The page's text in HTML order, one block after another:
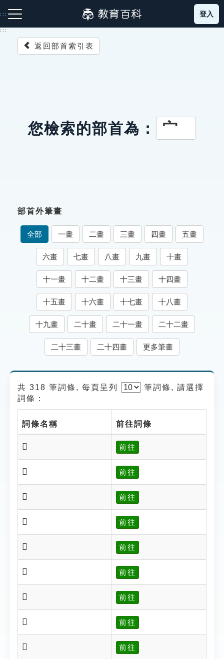
到
主
:::
成語故事
索引選單
知識索引
單字索引
生命大百科索引
遊戲專區
貓頭鷹博士
登入
:::
返回部首索引表
您檢索的部首為： 宀
部首外筆畫
全部 一畫 二畫 三畫 四畫 五畫
六畫 七畫 八畫 九畫 十畫
十一畫 十二畫 十三畫 十四畫
十五畫 十六畫 十七畫 十八畫
十九畫 二十畫 二十一畫 二十二畫
二十三畫 二十四畫 更多筆畫
共 318 筆詞條, 每頁呈列 筆詞條, 請選擇
詞條：
詞條名稱 前往詞條
𡨢 前往
𡨣 前往
𡨤 前往
𡨥 前往
𡨦 前往
𡨧 前往
𡨨 前往
𡨩 前往
𡨶 前往